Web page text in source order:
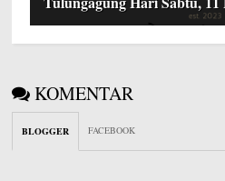
KOMENTAR
BLOGGER FACEBOOK